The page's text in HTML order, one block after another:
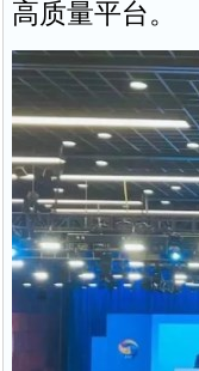
高质量平台。